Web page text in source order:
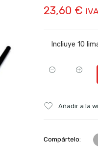
23,60 €
Incliuye 10
Añadir a la
Compártelo: